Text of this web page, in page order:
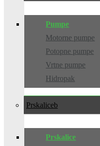
Pumpe
Motorne pumpe
Potopne pumpe
Vrtne pumpe
Hidropak
Prskalice
Prskalice